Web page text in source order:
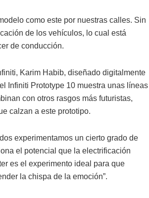
como este por nuestras calles. Sin
de los vehículos, lo cual está
de conducción.
Karim Habib, diseñado digitalmente
Infiniti Prototype 10 muestra unas líneas
con otros rasgos más futuristas,
calzan a este prototipo.
experimentamos un cierto grado de
el potencial que la electrificación
es el experimento ideal para que
la chispa de la emoción”.